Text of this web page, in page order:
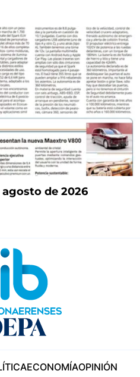
agosto de 2026
ECONOMÍAOPINIÓN